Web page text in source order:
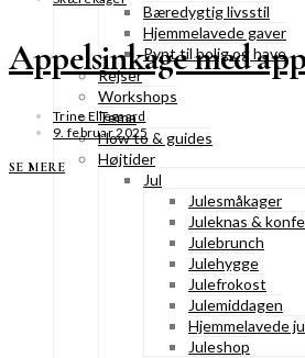
Bæredygtig livsstil
Hjemmelavede gaver
Pynt til bolig og have
Rejser
Workshops
Tema
How to & guides
Højtider
Jul
Julesmåkager
Juleknas &
Julebrunch
Julehygge
Julefrokost
Julemiddagen
Hjemmelavede
Juleshop
Appelsinkage med
Trine Ellegaard
9. februar 2025
SE MERE